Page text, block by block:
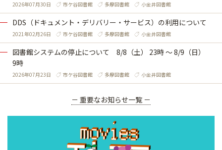
2026年07月30日 市ケ谷図書館 多摩図書館 小金井図書館
DDS（ドキュメント・デリバリー・サービス）の利用について
2021年02月26日 市ケ谷図書館 多摩図書館 小金井図書館
図書館システムの停止について 8/8（土） 23時 ～ 8/9（日）
9時
2026年07月23日 市ケ谷図書館 多摩図書館 小金井図書館
－ 重要なお知らせ一覧 －